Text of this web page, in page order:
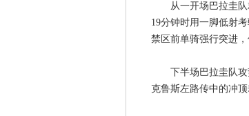
从一开场巴拉圭队
19分钟时用一脚低射
禁区前单骑强行突进，
下半场巴拉圭队攻
克鲁斯左路传中的冲顶